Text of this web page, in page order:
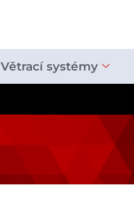
Větrací systémy